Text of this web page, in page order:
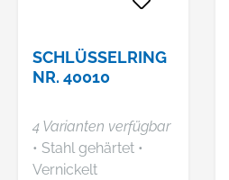
SCHLÜSSELRING
NR. 40010
4 Varianten verfügbar
• Stahl gehärtet •
Vernickelt